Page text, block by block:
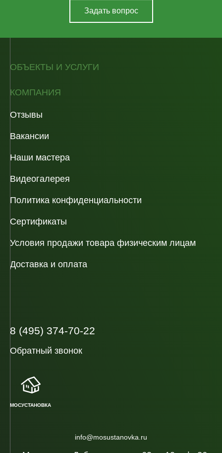
Задать вопрос
ОБЪЕКТЫ И УСЛУГИ
КОМПАНИЯ
Отзывы
Вакансии
Наши мастера
Видеогалерея
Политика конфиденциальности
Сертификаты
Условия продажи товара физическим лицам
Доставка и оплата
info@mosustanovka.ru
8 (495) 374-70-22
Обратный звонок
МОСУСТАНОВКА